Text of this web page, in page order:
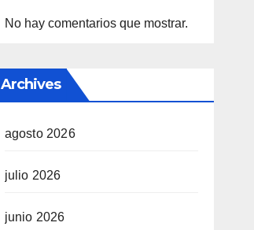
No hay comentarios que mostrar.
Archives
agosto 2026
julio 2026
junio 2026